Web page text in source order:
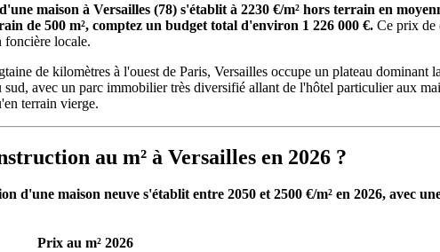
maison à Versailles (78) s'établit à 2230 €/m² hors terrain en
de 500 m², comptez un budget total d'environ 1 226 000 €. Ce prix de
foncière locale.
de kilomètres à l'ouest de Paris, Versailles occupe un plateau
sud, avec un parc immobilier très diversifié allant de l'hôtel particulier aux
terrain vierge.
au m² à Versailles en 2026 ?
d'une maison neuve s'établit entre 2050 et 2500 €/m² en 2026, avec
Prix au m² 2026